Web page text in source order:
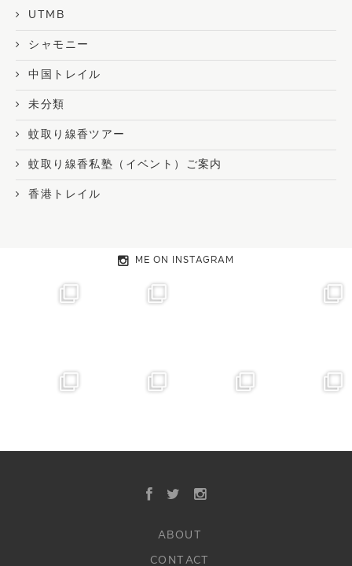
UTMB
シャモニー
中国トレイル
未分類
蚊取り線香ツアー
蚊取り線香私塾（イベント）ご案内
香港トレイル
ME ON INSTAGRAM
ABOUT
CONTACT